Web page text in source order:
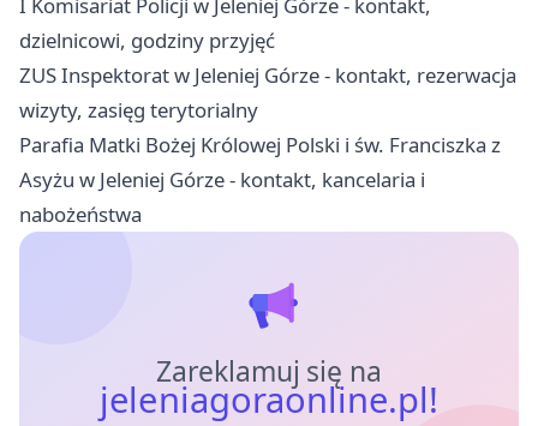
I Komisariat Policji w Jeleniej Górze - kontakt,
dzielnicowi, godziny przyjęć
ZUS Inspektorat w Jeleniej Górze - kontakt, rezerwacja
wizyty, zasięg terytorialny
Parafia Matki Bożej Królowej Polski i św. Franciszka z
Asyżu w Jeleniej Górze - kontakt, kancelaria i
nabożeństwa
Zareklamuj się na
jeleniagoraonline.pl!